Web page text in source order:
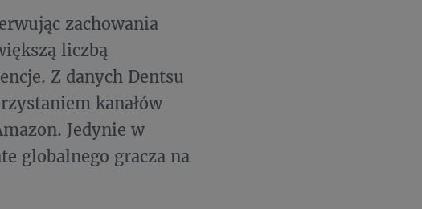
zachowania
liczbą
Z danych Dentsu
kanałów
Jedynie w
globalnego gracza na